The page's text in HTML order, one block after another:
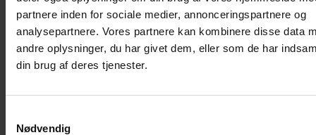
partnere inden for sociale medier, annonceringspartnere og
analysepartnere. Vores partnere kan kombinere disse data
andre oplysninger, du har givet dem, eller som de har
din brug af deres tjenester.
Nødvendig
Fingering Weight yarn fra Aurinkokehrädu
ønsker i stedet.
Der kan være forskel i pris hvis du vælger et farvet garn
til bundfarven.